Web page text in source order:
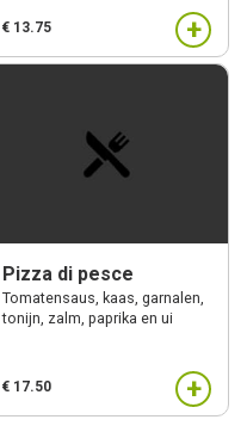
€ 13.75 +
Pizza di pesce
Tomatensaus, kaas, garnalen,
tonijn, zalm, paprika en ui
€ 17.50 +